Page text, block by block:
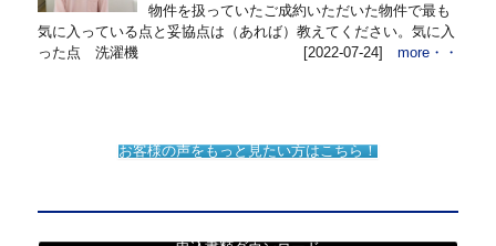
物件を扱っていたご成約いただいた物件で最も
気に入っている点と妥協点は（あれば）教えてください。気に入
った点 洗濯機
[2022-07-24] more・・
お客様の声をもっと見たい方はこちら！